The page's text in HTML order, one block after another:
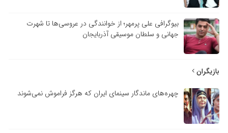
بیوگرافی علی پرمهر؛ از خوانندگی در عروسی‌ها تا شهرت
جهانی و سلطان موسیقی آذربایجان
بازیگران
چهره‌های ماندگار سینمای ایران که هرگز فراموش نمی‌شوند